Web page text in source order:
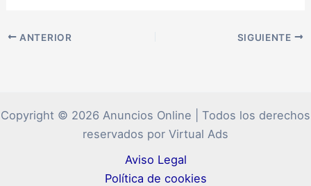
ANTERIOR SIGUIENTE
Copyright © 2026 Anuncios Online | Todos los derechos
reservados por Virtual Ads
Aviso Legal
Política de cookies